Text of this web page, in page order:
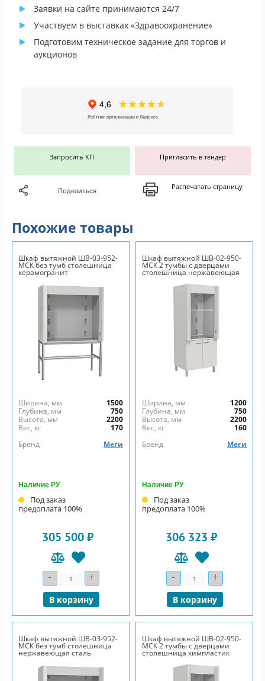
Заявки на сайте принимаются 24/7
Участвуем в выставках «Здравоохранение»
Подготовим техническое задание для торгов и
аукционов
Запросить КП Пригласить в тендер
Поделиться Распечатать страницу
Похожие товары
Шкаф вытяжной ШВ-03-952-
МСК без тумб столешница
керамогранит
Ширина, мм
1500
Глубина, мм
750
Высота, мм
2200
Вес, кг
170
Бренд
Меги
Наличие РУ
Под заказ
предоплата 100%
305 500 ₽
- Количество+
В корзину
Шкаф вытяжной ШВ-02-950-
МСК 2 тумбы с дверцами
столешница нержавеющая
Ширина, мм
1200
Глубина, мм
750
Высота, мм
2200
Вес, кг
160
Бренд
Меги
Наличие РУ
Под заказ
предоплата 100%
306 323 ₽
- Количество+
В корзину
Шкаф вытяжной ШВ-03-952-
МСК без тумб столешница
нержавеющая сталь
Шкаф вытяжной ШВ-02-950-
МСК 2 тумбы с дверцами
столешница химпластик